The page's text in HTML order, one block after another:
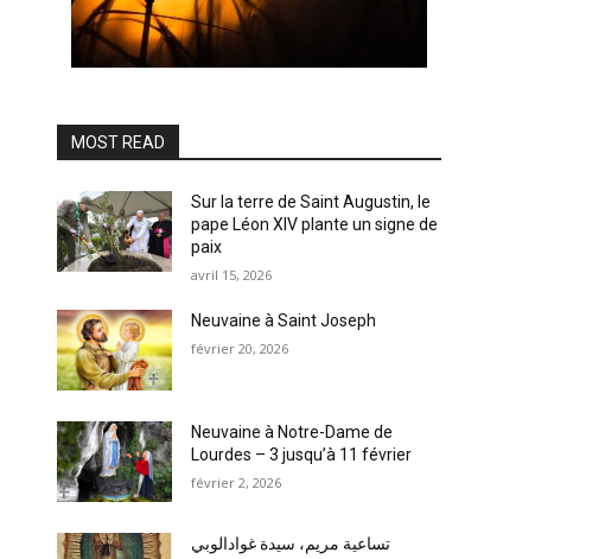
MOST READ
Sur la terre de Saint Augustin, le
pape Léon XIV plante un signe de
paix
avril 15, 2026
Neuvaine à Saint Joseph
février 20, 2026
Neuvaine à Notre-Dame de
Lourdes – 3 jusqu’à 11 février
février 2, 2026
تساعية مريم، سيدة غوادالوبي